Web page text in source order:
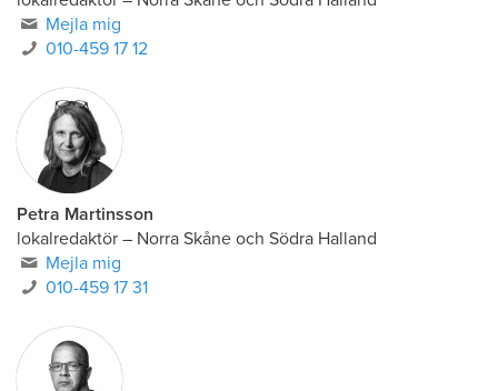
Mejla mig
010-459 17 12
Petra Martinsson
lokalredaktör – Norra Skåne och Södra Halland
Mejla mig
010-459 17 31